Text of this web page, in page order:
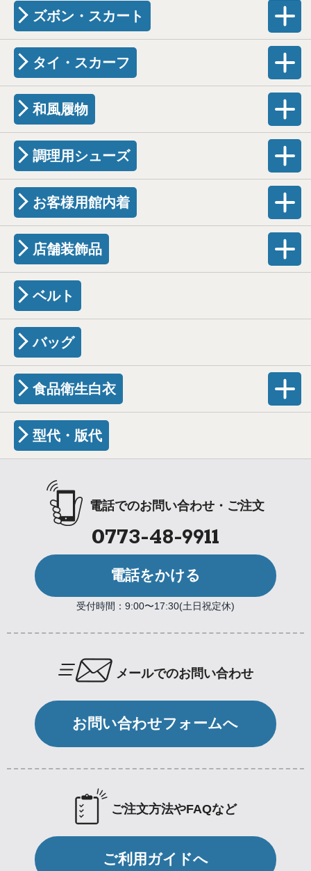
ズボン・スカート
タイ・スカーフ
和風履物
調理用シューズ
お客様用館内着
店舗装飾品
ベルト
バッグ
食品衛生白衣
型代・版代
電話でのお問い合わせ・ご注文
0773-48-9911
電話をかける
受付時間：9:00〜17:30(土日祝定休)
メールでのお問い合わせ
お問い合わせフォームへ
ご注文方法やFAQなど
ご利用ガイドへ